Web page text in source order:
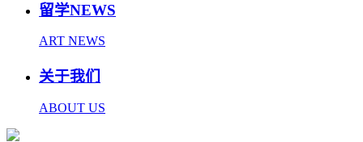
留学NEWS
ART NEWS
关于我们
ABOUT US